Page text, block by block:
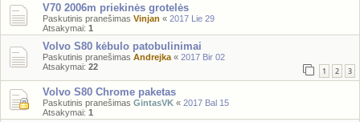
V70 2006m priekinės grotelės
Paskutinis pranešimas Vinjan « 2017 Lie 29
Atsakymai: 1
Volvo S80 kėbulo patobulinimai
Paskutinis pranešimas Andrejka « 2017 Bir 02
Atsakymai: 22 1 2 3
Volvo S80 Chrome paketas
Paskutinis pranešimas GintasVK « 2017 Bal 15
Atsakymai: 1